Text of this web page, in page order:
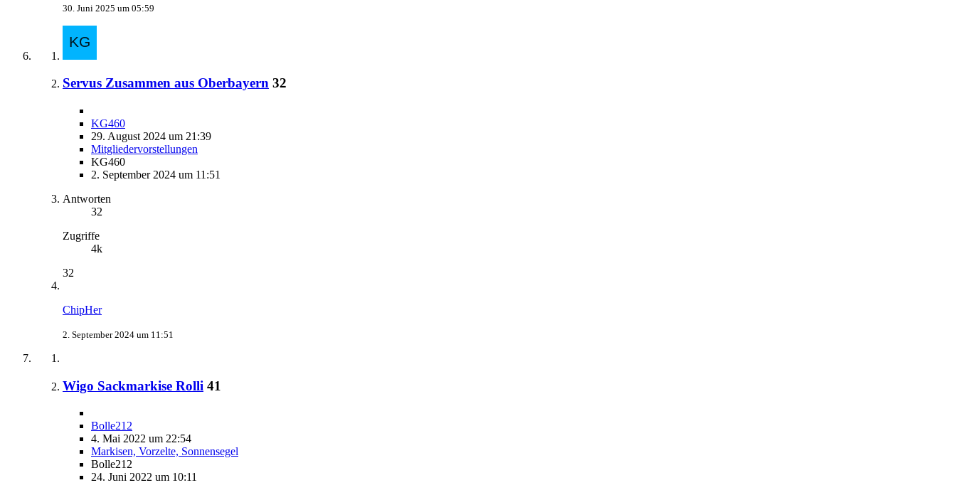
30. Juni 2025 um 05:59
Servus Zusammen aus Oberbayern 32
KG460
29. August 2024 um 21:39
Mitgliedervorstellungen
KG460
2. September 2024 um 11:51
Antworten
32
Zugriffe
4k
32
ChipHer
2. September 2024 um 11:51
Wigo Sackmarkise Rolli 41
Bolle212
4. Mai 2022 um 22:54
Markisen, Vorzelte, Sonnensegel
Bolle212
24. Juni 2022 um 10:11